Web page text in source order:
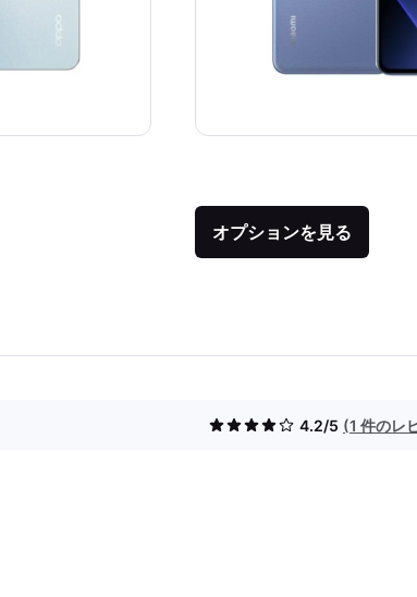
オプションを見る
4.2/5 (1 件のレ